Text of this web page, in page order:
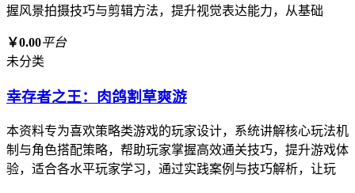
握风景拍摄技巧与剪辑方法，提升视觉表达能力，从基础
￥0.00平台
未分类
幸存者之王：肉鸽割草爽游
本资料专为喜欢策略类游戏的玩家设计，系统讲解核心玩法机
制与角色搭配策略，帮助玩家掌握高效通关技巧，提升游戏体
验，适合各水平玩家学习，通过实践案例与技巧解析，让玩